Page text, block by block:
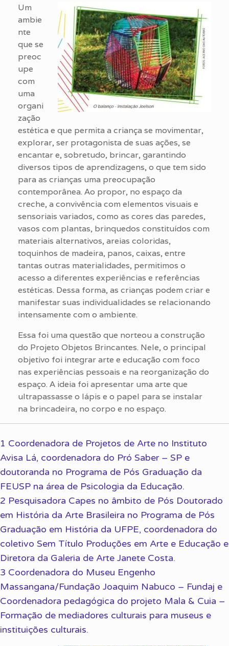
Um
ambie
nte
que se
preoc
upe
com
uma
organi
zação
estética e que permita a criança se movimentar,
explorar, ser protagonista de suas ações, se
encantar e, sobretudo, brincar, garantindo
diversos tipos de aprendizagens, o que tem sido
para as crianças uma preocupação
contemporânea. Ao propor, no espaço da
creche, a convivência com elementos visuais e
sensoriais variados, como as cores das paredes,
vasos com plantas, brinquedos constituídos com
materiais alternativos, areias coloridas,
toquinhos de madeira, panos, caixas, entre
tantas outras materialidades, permitimos o
acesso a diferentes experiências e referências
estéticas. Dessa forma, as crianças podem criar e
manifestar suas individualidades se relacionando
intensamente com o ambiente.
Essa foi uma questão que norteou a construção
do Projeto Objetos Brincantes. Nele, o principal
objetivo foi integrar arte e educação com foco
nas experiências pessoais e na reorganização do
espaço. A ideia foi apresentar uma arte que
ultrapassasse o lápis e o papel para se instalar
na brincadeira, no corpo e no espaço.
1 Coordenadora de Projetos de Arte no Instituto
Avisa Lá, coordenadora do Pró Saber – SP e
doutoranda no Programa de Pós Graduação da
FEUSP na área de Psicologia da Educação.
2 Pesquisadora Capes no âmbito de Pós Doutorado
em História da Arte Brasileira no Programa de Pós
Graduação em História da UFPE, coordenadora do
coletivo Sem Título Produções em Arte e Educação e
Diretora da Galeria de Arte Janete Costa.
3 Coordenadora do Museu Engenho
Massangana/Fundação Joaquim Nabuco – Fundaj e
Coordenadora pedagógica do projeto Mala & Cuia –
Formação de mediadores culturais para museus e
instituições culturais.